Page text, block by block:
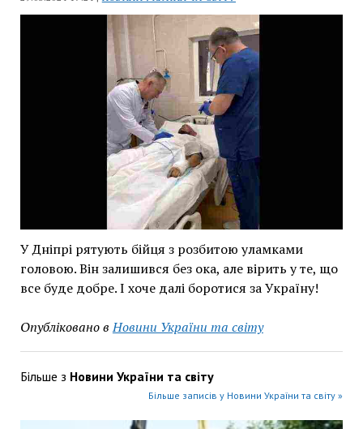
У Дніпрі рятують бійця з розбитою уламками
головою. Він залишився без ока, але вірить у те, що
все буде добре. І хоче далі боротися за Україну!
Опубліковано в Новини України та світу
Більше з Новини України та світу
Більше записів у Новини України та світу »